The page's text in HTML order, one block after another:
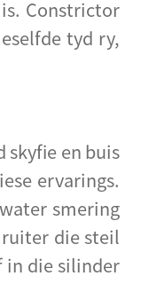
Constrictor
tyd ry,
skyfie en buis
ervarings.
smering
die steil
​​in die silinder